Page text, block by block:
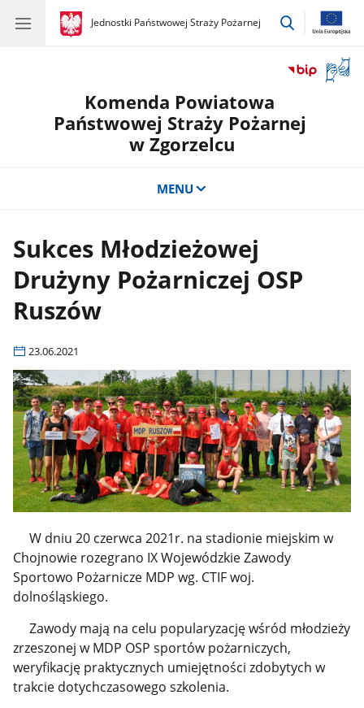
gov.pl
Jednostki Państwowej Straży Pożarnej
gov.pl
Jednostki
przejdź
okno
Komenda Powiatowa
Państwowej Straży Pożarnej
w Zgorzelcu
MENU
Sukces Młodzieżowej
Drużyny Pożarniczej OSP
Ruszów
23.06.2021
W dniu 20 czerwca 2021r. na stadionie miejskim w
Chojnowie rozegrano IX Wojewódzkie Zawody
Sportowo Pożarnicze MDP wg. CTIF woj.
dolnośląskiego.
Zawody mają na celu popularyzację wśród młodzieży
zrzeszonej w MDP OSP sportów pożarniczych,
weryfikację praktycznych umiejętności zdobytych w
trakcie dotychczasowego szkolenia.